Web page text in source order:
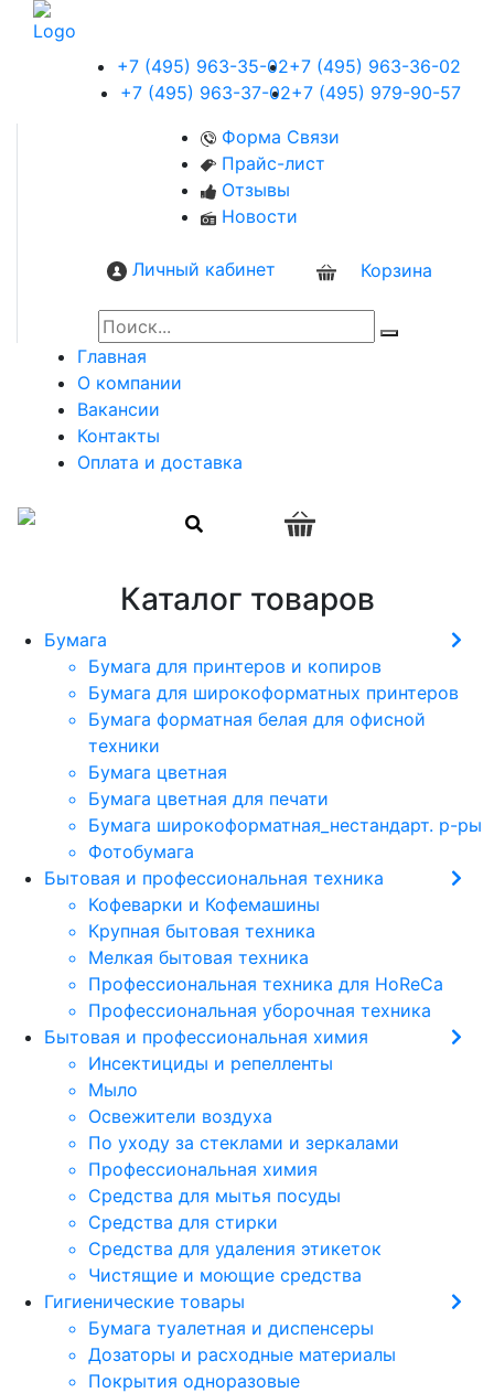
+7 (495) 963-35-02+7 (495) 963-36-02
+7 (495) 963-37-02+7 (495) 979-90-57
Форма Связи
Прайс-лист
Отзывы
Новости
Личный кабинет Корзина
Главная
О компании
Вакансии
Контакты
Оплата и доставка
Каталог товаров
Бумага
Бумага для принтеров и копиров
Бумага для широкоформатных принтеров
Бумага форматная белая для офисной
техники
Бумага цветная
Бумага цветная для печати
Бумага широкоформатная_нестандарт. р-ры
Фотобумага
Бытовая и профессиональная техника
Кофеварки и Кофемашины
Крупная бытовая техника
Мелкая бытовая техника
Профессиональная техника для HoReCa
Профессиональная уборочная техника
Бытовая и профессиональная химия
Инсектициды и репелленты
Мыло
Освежители воздуха
По уходу за стеклами и зеркалами
Профессиональная химия
Средства для мытья посуды
Средства для стирки
Средства для удаления этикеток
Чистящие и моющие средства
Гигиенические товары
Бумага туалетная и диспенсеры
Дозаторы и расходные материалы
Покрытия одноразовые